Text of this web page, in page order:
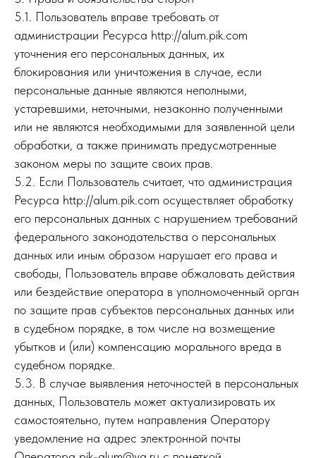
5.1. Пользователь вправе требовать от
администрации Ресурса http://alum.pik.com
уточнения его персональных данных, их
блокирования или уничтожения в случае, если
персональные данные являются неполными,
устаревшими, неточными, незаконно полученными
или не являются необходимыми для заявленной цели
обработки, а также принимать предусмотренные
законом меры по защите своих прав.
5.2. Если Пользователь считает, что администрация
Ресурса http://alum.pik.com осуществляет обработку
его персональных данных с нарушением требований
федерального законодательства о персональных
данных или иным образом нарушает его права и
свободы, Пользователь вправе обжаловать действия
или бездействие оператора в уполномоченный орган
по защите прав субъектов персональных данных или
в судебном порядке, в том числе на возмещение
убытков и (или) компенсацию морального вреда в
судебном порядке.
5.3. В случае выявления неточностей в персональных
данных, Пользователь может актуализировать их
самостоятельно, путем направления Оператору
уведомление на адрес электронной почты